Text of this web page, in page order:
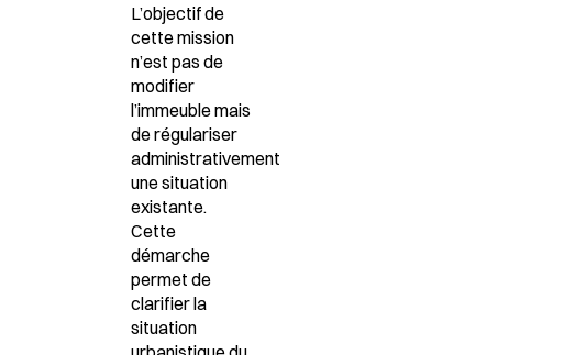
L’objectif de
cette mission
n’est pas de
modifier
l’immeuble mais
de régulariser
administrativement
une situation
existante.
Cette
démarche
permet de
clarifier la
situation